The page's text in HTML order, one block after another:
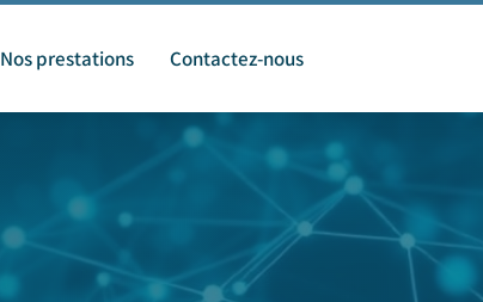
Nos prestations Contactez-nous